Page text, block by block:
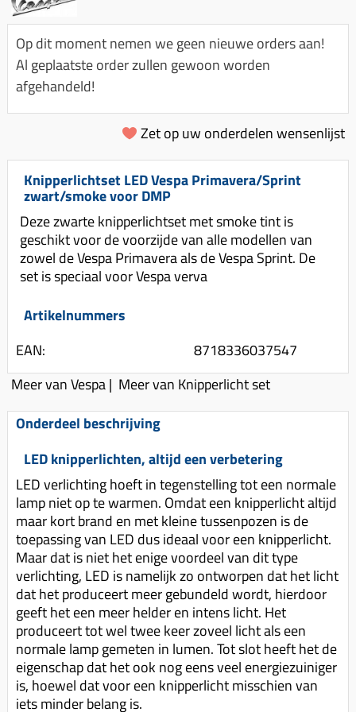
Spanningsregelaar
Toerenbegrenzer
Remlichtschakelaar
Led verlichting
Luchtfilter (delen)
Luchtfilter deksel
Motor blokken
Motorblok (delen)
Pakking (sets)
Vlotterbak pakking
Powerfilter
Schakel (delen)
Sproeiers
Uitlaat (delen)
Uitlaat bocht
Radiateur (delen)
V-snaren
Variorolsets
Pulley
Variateur (delen)
Variokit
Voor tandwielen
Zuigers
Origineel zuigers
Tomos opvoeren (kits)
Km teller kabel
Kickstart deksel
Kickstartpedaal
Kickstart ronsel
Spiegels
Stuurschakelaar
Stuur (delen)
Remblokken
Rem (delen)
Remgrepen en remhendels
Remhevels
Remsegmenten
Remschijven
Voorrem kabel
Voorvork
Wiel (delen)
Zadel
Standaard
Kickstart (delen)
Olie-onderhoudsmiddelen
Oppakbeugel
Scooter alarm
Scooter Kleding
Crossbril
Stickers
Stuurslot
Regenkleding
Rugsteun
Vespa accessoires
Voordragers
Windschermen
Accessoires overig
Zadel
Gereedschap
Speednut
Op dit moment nemen we geen nieuwe orders aan!
Al geplaatste order zullen gewoon worden
afgehandeld!
Zet op uw onderdelen wensenlijst
Knipperlichtset LED Vespa Primavera/Sprint
zwart/smoke voor DMP
Deze zwarte knipperlichtset met smoke tint is
geschikt voor de voorzijde van alle modellen van
zowel de Vespa Primavera als de Vespa Sprint. De
set is speciaal voor Vespa verva
Artikelnummers
EAN:
8718336037547
Meer van Vespa| Meer van Knipperlicht set
Onderdeel beschrijving
LED knipperlichten, altijd een verbetering
LED verlichting hoeft in tegenstelling tot een normale
lamp niet op te warmen. Omdat een knipperlicht altijd
maar kort brand en met kleine tussenpozen is de
toepassing van LED dus ideaal voor een knipperlicht.
Maar dat is niet het enige voordeel van dit type
verlichting, LED is namelijk zo ontworpen dat het licht
dat het produceert meer gebundeld wordt, hierdoor
geeft het een meer helder en intens licht. Het
produceert tot wel twee keer zoveel licht als een
normale lamp gemeten in lumen. Tot slot heeft het de
eigenschap dat het ook nog eens veel energiezuiniger
is, hoewel dat voor een knipperlicht misschien van
iets minder belang is.